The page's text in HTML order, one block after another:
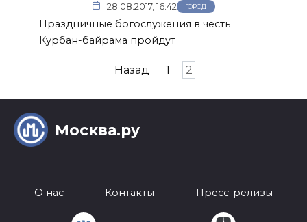
28.08.2017, 16:42 ГОРОД
Праздничные богослужения в честь
Курбан-байрама пройдут
Назад 1 2
Москва.ру
О нас Контакты Пресс-релизы